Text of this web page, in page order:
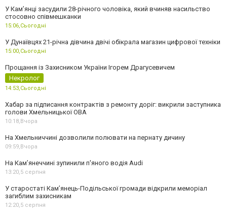
У Камʼянці засудили 28-річного чоловіка, який вчиняв насильство
стосовно співмешканки
15:06,Сьогодні
У Дунаївцях 21-річна дівчина двічі обікрала магазин цифрової техніки
15:00,Сьогодні
Прощання із Захисником України Ігорем Драгусевичем
Некролог
14:53,Сьогодні
Хабар за підписання контрактів з ремонту доріг: викрили заступника
голови Хмельницької ОВА
10:18,Вчора
На Хмельниччині дозволили полювати на пернату дичину
09:59,Вчора
На Камʼянеччині зупинили п'яного водія Audi
13:20,5 серпня
У старостаті Кам’янець-Подільської громади відкрили меморіал
загиблим захисникам
12:20,5 серпня